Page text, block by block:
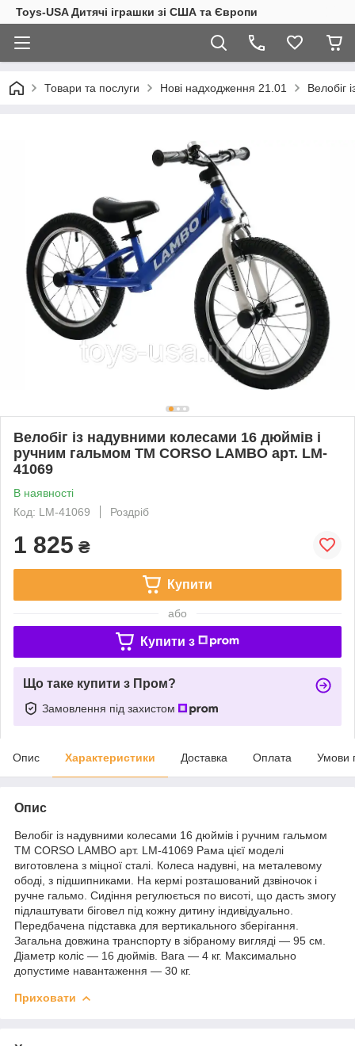
Toys-USA Дитячі іграшки зі США та Європи
Товари та послуги Нові надходження 21.01 Велобіг
Велобіг із надувними колесами 16 дюймів і
ручним гальмом TM CORSO LAMBO арт. LM-
41069
В наявності
Код: LM-41069
Роздріб
1 825 ₴
Купити
або
Купити з
Що таке купити з Пром?
Замовлення під захистом
Опис Характеристики Доставка Оплата Умови
Опис
Велобіг із надувними колесами 16 дюймів і ручним гальмом
TM CORSO LAMBO арт. LM-41069 Рама цієї моделі
виготовлена з міцної сталі. Колеса надувні, на металевому
ободі, з підшипниками. На кермі розташований дзвіночок і
ручне гальмо. Сидіння регулюється по висоті, що дасть змогу
підлаштувати біговел під кожну дитину індивідуально.
Передбачена підставка для вертикального зберігання.
Загальна довжина транспорту в зібраному вигляді — 95 см.
Діаметр коліс — 16 дюймів. Вага — 4 кг. Максимально
допустиме навантаження — 30 кг.
Приховати